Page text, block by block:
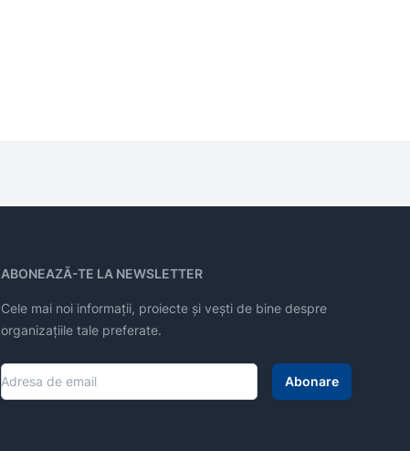
ABONEAZĂ-TE LA NEWSLETTER
Cele mai noi informații, proiecte și vești de bine despre
organizațiile tale preferate.
Abonare